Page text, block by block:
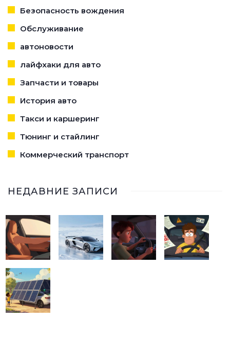
Безопасность вождения
Обслуживание
автоновости
лайфхаки для авто
Запчасти и товары
История авто
Такси и каршеринг
Тюнинг и стайлинг
Коммерческий транспорт
НЕДАВНИЕ ЗАПИСИ